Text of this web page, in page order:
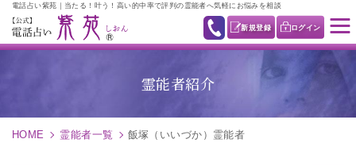
電話占い紫苑｜当たる！叶う！高い的中率で評判の霊能者へ気軽にお悩みを相談
新規登録 ログイン
霊能者紹介
HOME 霊能者一覧 飯塚（いいづか）霊能者